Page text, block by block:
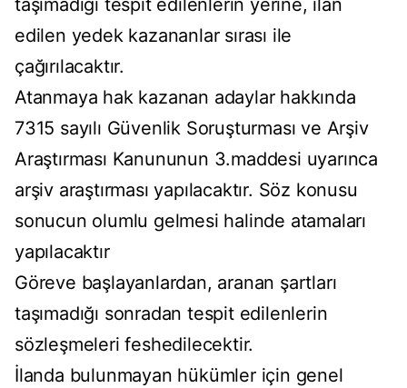
taşımadığı tespit edilenlerin yerine, ilan
edilen yedek kazananlar sırası ile
çağırılacaktır.
Atanmaya hak kazanan adaylar hakkında
7315 sayılı Güvenlik Soruşturması ve Arşiv
Araştırması Kanununun 3.maddesi uyarınca
arşiv araştırması yapılacaktır. Söz konusu
sonucun olumlu gelmesi halinde atamaları
yapılacaktır
Göreve başlayanlardan, aranan şartları
taşımadığı sonradan tespit edilenlerin
sözleşmeleri feshedilecektir.
İlanda bulunmayan hükümler için genel